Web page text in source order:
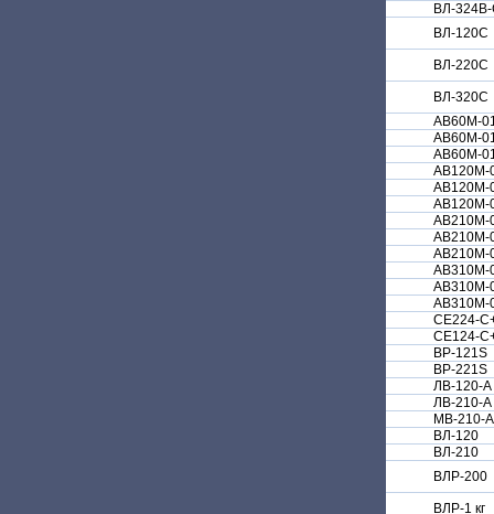
ВЛ-
ВЛ-120С
ВЛ-220С
ВЛ-320С
АВ60М-
АВ60М-
АВ60М-
АВ120М-
АВ120М-
АВ120М-
АВ210М-
АВ210М-
АВ210М-
АВ310М-
АВ310М-
АВ310М-
СЕ224-
СЕ124-
BP-121S
BP-221S
ЛВ-120-А
ЛВ-210-А
MB-210-A
ВЛ-120
ВЛ-210
ВЛР-200
ВЛР-1 кг